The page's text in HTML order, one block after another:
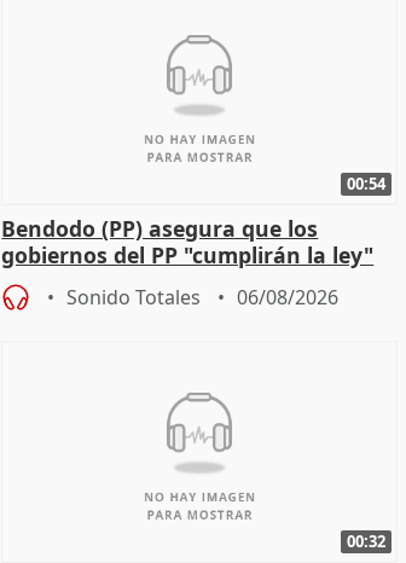
00:54
Bendodo (PP) asegura que los
gobiernos del PP "cumplirán la ley"
sobre los menores migrantes
Sonido Totales 06/08/2026
00:32